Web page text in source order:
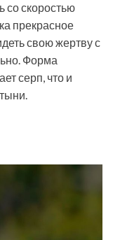
со скоростью
прекрасное
свою жертву с
Форма
серп, что и